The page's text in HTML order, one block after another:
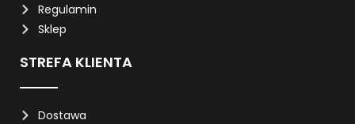
Regulamin
Sklep
STREFA KLIENTA
Dostawa